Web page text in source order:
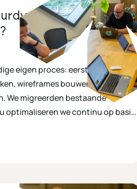
Digital: Hoe bouwt
eigen proces: eerst strategie en
wireframes bouwen, design
We migreerden bestaande
optimaliseren we continu op basis